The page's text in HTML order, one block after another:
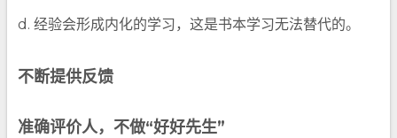
d. 经验会形成内化的学习，这是书本学习无法替代的。
不断提供反馈
准确评价人，不做“好好先生”